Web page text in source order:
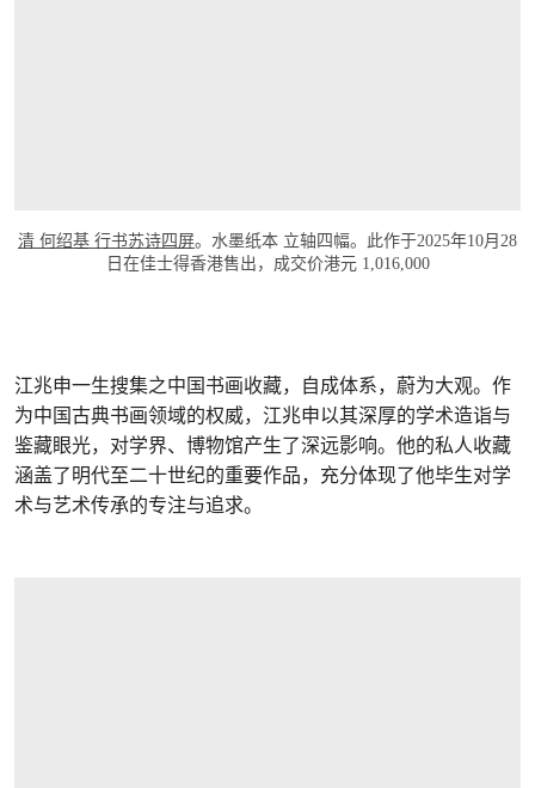
清 何绍基 行书苏诗四屏。水墨纸本 立轴四幅。此作于2025年10月28
日在佳士得香港售出，成交价港元 1,016,000
江兆申一生搜集之中国书画收藏，自成体系，蔚为大观。作
为中国古典书画领域的权威，江兆申以其深厚的学术造诣与
鉴藏眼光，对学界、博物馆产生了深远影响。他的私人收藏
涵盖了明代至二十世纪的重要作品，充分体现了他毕生对学
术与艺术传承的专注与追求。